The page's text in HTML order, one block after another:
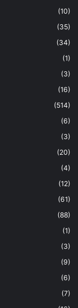
(10)
(35)
(34)
(1)
(3)
(16)
(514)
(6)
(3)
(20)
(4)
(12)
(61)
(88)
(1)
(3)
(9)
(6)
(7)